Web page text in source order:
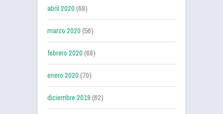
abril 2020(68)
marzo 2020(56)
febrero 2020(68)
enero 2020(70)
diciembre 2019(62)